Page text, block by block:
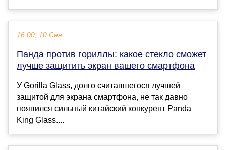
16:00, 10 Сен
Панда против гориллы: какое стекло сможет
лучше защитить экран вашего смартфона
У Gorilla Glass, долго считавшегося лучшей
защитой для экрана смартфона, не так давно
появился сильный китайский конкурент Panda
King Glass....